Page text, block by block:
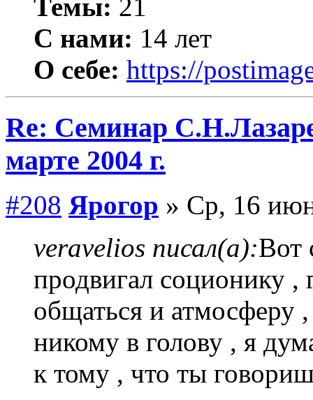
Темы: 21
С нами: 14 лет
О себе: https://
Re: Семинар
марте 2004 г.
#208 Ярогор » Ср, 16
veravelios писал(а):Вот
продвигал соционику ,
общаться и атмосферу
никому в голову , я
к тому , что ты